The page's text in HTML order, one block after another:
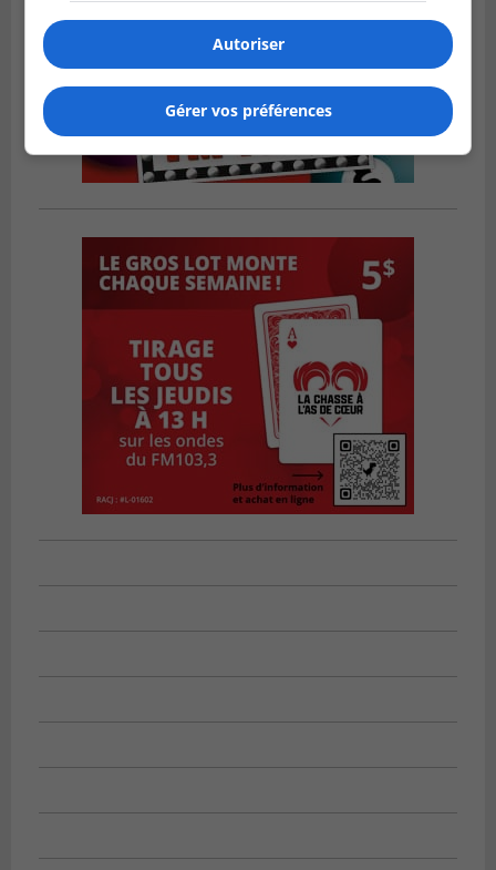
Autoriser
Gérer vos préférences